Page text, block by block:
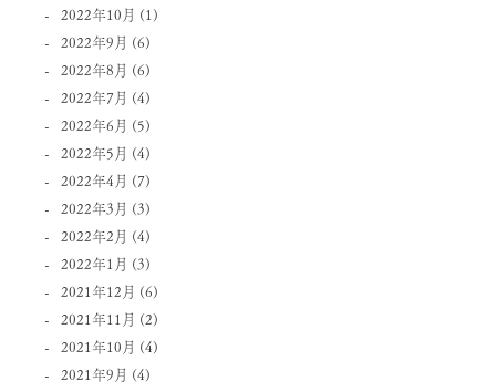
2022年10月 (1)
2022年9月 (6)
2022年8月 (6)
2022年7月 (4)
2022年6月 (5)
2022年5月 (4)
2022年4月 (7)
2022年3月 (3)
2022年2月 (4)
2022年1月 (3)
2021年12月 (6)
2021年11月 (2)
2021年10月 (4)
2021年9月 (4)